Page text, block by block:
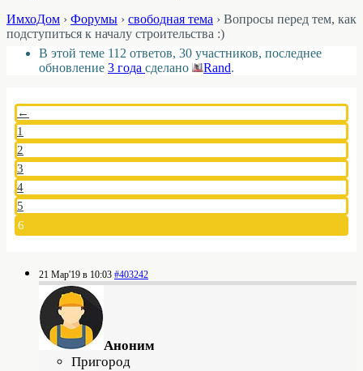
ИмхоДом › Форумы › свободная тема › Вопросы перед тем, как
подступиться к началу строительства :)
В этой теме 112 ответов, 30 участников, последнее
обновление 3 года сделано Rand.
←
1
2
3
4
5
6
21 Мар'19 в 10:03 #403242
Аноним
Пригород